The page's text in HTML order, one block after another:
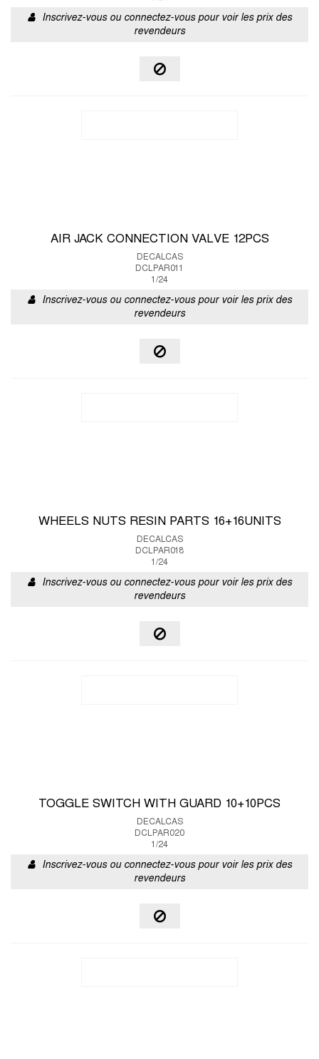
Inscrivez-vous ou connectez-vous pour voir les prix des
revendeurs
AIR JACK CONNECTION VALVE 12PCS
DECALCAS
DCLPAR011
1/24
Inscrivez-vous ou connectez-vous pour voir les prix des
revendeurs
WHEELS NUTS RESIN PARTS 16+16UNITS
DECALCAS
DCLPAR018
1/24
Inscrivez-vous ou connectez-vous pour voir les prix des
revendeurs
TOGGLE SWITCH WITH GUARD 10+10PCS
DECALCAS
DCLPAR020
1/24
Inscrivez-vous ou connectez-vous pour voir les prix des
revendeurs